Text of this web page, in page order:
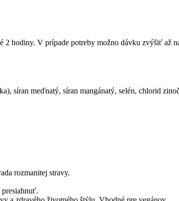
hodiny. V prípade potreby možno dávku zvýšiť až
síran meďnatý, síran mangánatý, se­lén, chlorid
rozmanitej stravy.
presiahnuť.